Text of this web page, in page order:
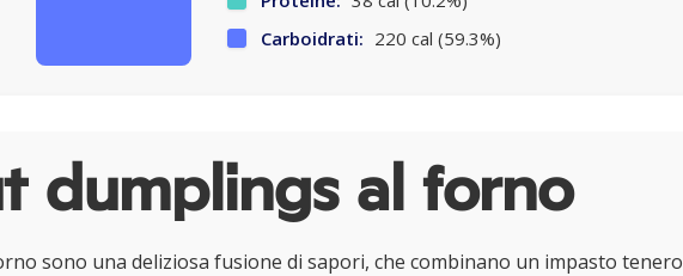
Carboidrati: 220 cal (59.3%)
dumplings al forno
sono una deliziosa fusione di sapori, che combinano un impasto tenero